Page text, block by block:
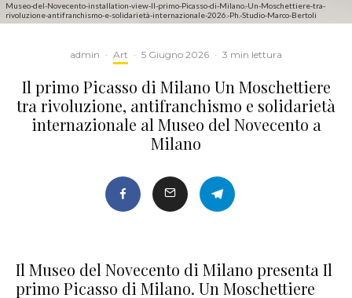
Museo-del-Novecento-installation-view-Il-primo-Picasso-di-Milano.-Un-Moschettiere-tra-
rivoluzione-antifranchismo-e-solidarietà-internazionale-2026.-Ph.-Studio-Marco-Bertoli
admin · Art · 5 Giugno 2026 · 3 min lettura
Il primo Picasso di Milano Un Moschettiere
tra rivoluzione, antifranchismo e solidarietà
internazionale al Museo del Novecento a
Milano
Il Museo del Novecento di Milano presenta Il
primo Picasso di Milano. Un Moschettiere